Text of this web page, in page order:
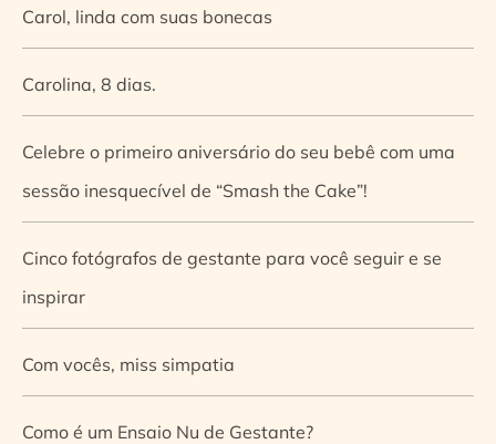
Carol, linda com suas bonecas
Carolina, 8 dias.
Celebre o primeiro aniversário do seu bebê com uma
sessão inesquecível de “Smash the Cake”!
Cinco fotógrafos de gestante para você seguir e se
inspirar
Com vocês, miss simpatia
Como é um Ensaio Nu de Gestante?